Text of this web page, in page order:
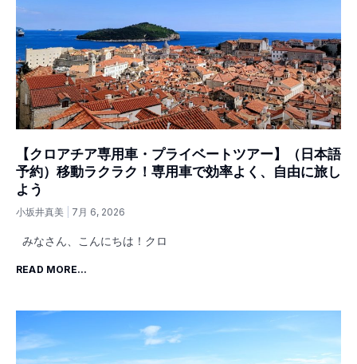
【クロアチア専用車・プライベートツアー】（日本語
予約）移動ラクラク！専用車で効率よく、自由に旅し
よう
小坂井真美 7月 6, 2026
みなさん、こんにちは！クロ
READ MORE...